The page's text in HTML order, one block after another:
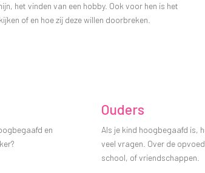
het vinden van een hobby. Ook voor hen is het
of en hoe zij deze willen doorbreken.
en
Ouders
Als je kind hoogbegaafd is,
veel vragen. Over de
school, of vriendschappen.